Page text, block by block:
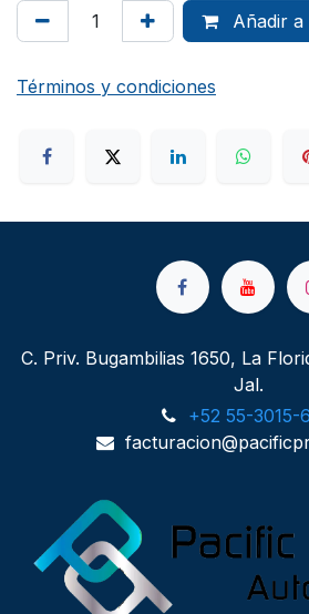
Añadir a
Términos y condiciones
C. Priv. Bugambilias 1650, La
Jal.
+52 55-3015-